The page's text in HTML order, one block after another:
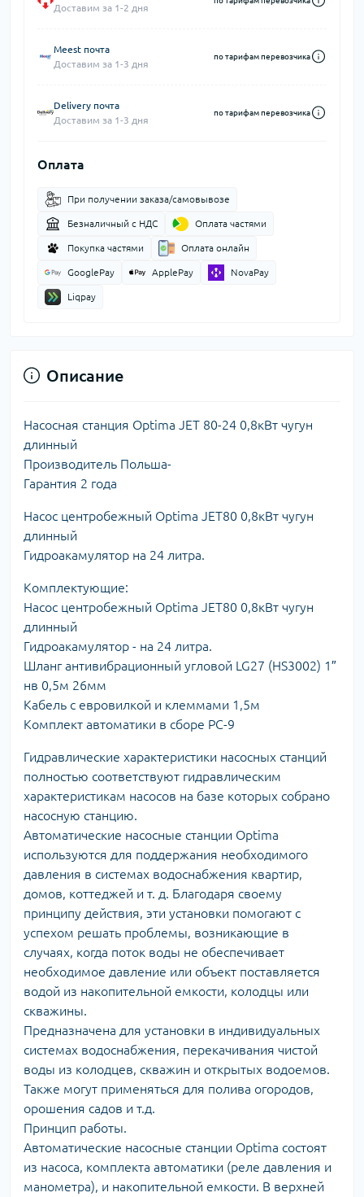
Доставим за 1-2 дня
Meest почта
Доставим за 1-3 дня
по тарифам перевозчика
Delivery почта
Доставим за 1-3 дня
по тарифам перевозчика
Оплата
При получении заказа/самовывозе
Безналичный с НДС Оплата частями
Покупка частями Оплата онлайн
GooglePay ApplePay NovaPay
Liqpay
Описание
Насосная станция Optima JET 80-24 0,8кВт чугун
длинный
Производитель Польша-
Гарантия 2 года
Насос центробежный Optima JET80 0,8кВт чугун
длинный
Гидроакамулятор на 24 литра.
Комплектующие:
Насос центробежный Optima JET80 0,8кВт чугун
длинный
Гидроакамулятор - на 24 литра.
Шланг антивибрационный угловой LG27 (HS3002) 1″
нв 0,5м 26мм
Кабель с евровилкой и клеммами 1,5м
Комплект автоматики в сборе PC-9
Гидравлические характеристики насосных станций
полностью соответствуют гидравлическим
характеристикам насосов на базе которых собрано
насосную станцию.
Автоматические насосные станции Optima
используются для поддержания необходимого
давления в системах водоснабжения квартир,
домов, коттеджей и т. д. Благодаря своему
принципу действия, эти установки помогают с
успехом решать проблемы, возникающие в
случаях, когда поток воды не обеспечивает
необходимое давление или объект поставляется
водой из накопительной емкости, колодцы или
скважины.
Предназначена для установки в индивидуальных
системах водоснабжения, перекачивания чистой
воды из колодцев, скважин и открытых водоемов.
Также могут применяться для полива огородов,
орошения садов и т.д.
Принцип работы.
Автоматические насосные станции Optima состоят
из насоса, комплекта автоматики (реле давления и
манометра), и накопительной емкости. В верхней